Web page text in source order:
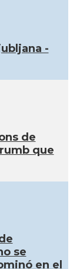
-
de
que
se
en el